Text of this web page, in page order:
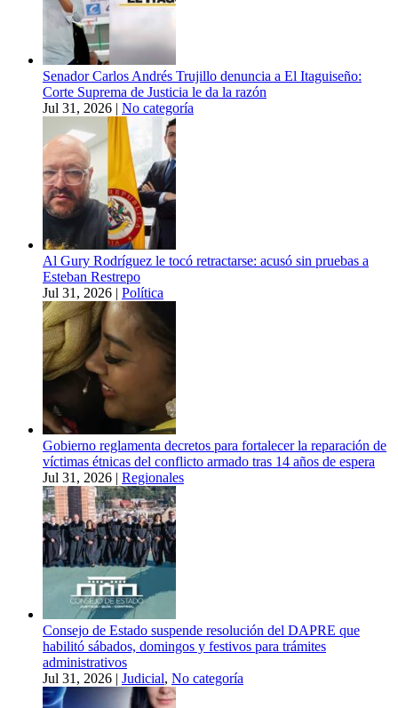
Senador Carlos Andrés Trujillo denuncia a El Itaguiseño:
Corte Suprema de Justicia le da la razón
Jul 31, 2026 | No categoría
Al Gury Rodríguez le tocó retractarse: acusó sin pruebas a
Esteban Restrepo
Jul 31, 2026 | Política
Gobierno reglamenta decretos para fortalecer la reparación de
víctimas étnicas del conflicto armado tras 14 años de espera
Jul 31, 2026 | Regionales
Consejo de Estado suspende resolución del DAPRE que
habilitó sábados, domingos y festivos para trámites
administrativos
Jul 31, 2026 | Judicial, No categoría